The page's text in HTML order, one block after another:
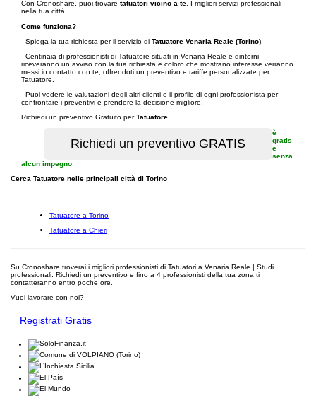
Con Cronoshare, puoi trovare tatuatori vicino a te . I migliori servizi professionali
nella tua città.
Come funziona?
- Spiega la tua richiesta per il servizio di Tatuatore Venaria Reale (Torino)
- Centinaia di professionisti di Tatuatore situati in Venaria Reale e dintorni
riceveranno un avviso con la tua richiesta e coloro che mostrano interesse verranno
messi in contatto con te, offrendoti un preventivo e tariffe personalizzate per
Tatuatore.
- Puoi vedere le valutazioni degli altri clienti e il profilo di ogni professionista per
confrontare i preventivi e prendere la decisione migliore.
Richiedi un preventivo Gratuito perTatuatore
è
gratis
e
senza
alcun impegno
Cerca Tatuatore nelle principali città di Torino
Tatuatore a Torino
Tatuatore a Chieri
Su Cronoshare troverai i migliori professionisti di Tatuatori a Venaria Reale | Studi
professionali. Richiedi un preventivo e fino a 4 professionisti della tua zona ti
contatteranno entro poche ore.
Vuoi lavorare con noi?
Registrati Gratis